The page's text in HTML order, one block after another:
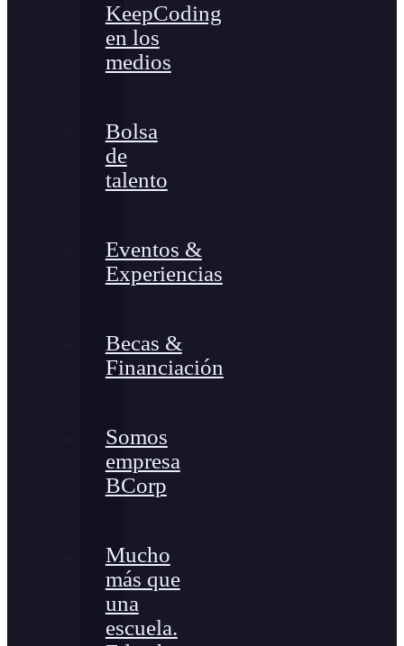
KeepCoding
en los
medios
Bolsa
de
talento
Eventos &
Experiencias
Becas &
Financiación
Somos
empresa
BCorp
Mucho
más que
una
escuela.